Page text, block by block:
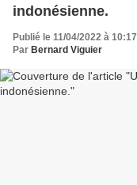
indonésienne.
Publié le 11/04/2022 à 10:17
Par Bernard Viguier